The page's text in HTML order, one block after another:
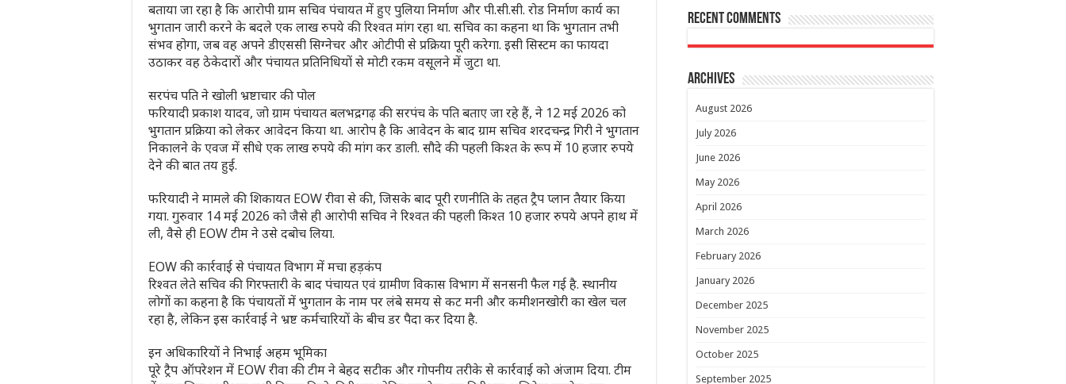
बताया जा रहा है कि आरोपी ग्राम सचिव पंचायत में हुए पुलिया निर्माण और पी.सी.सी. रोड निर्माण कार्य का
भुगतान जारी करने के बदले एक लाख रुपये की रिश्वत मांग रहा था. सचिव का कहना था कि भुगतान तभी
संभव होगा, जब वह अपने डीएससी सिग्नेचर और ओटीपी से प्रक्रिया पूरी करेगा. इसी सिस्टम का फायदा
उठाकर वह ठेकेदारों और पंचायत प्रतिनिधियों से मोटी रकम वसूलने में जुटा था.
सरपंच पति ने खोली भ्रष्टाचार की पोल
फरियादी प्रकाश यादव, जो ग्राम पंचायत बलभद्रगढ़ की सरपंच के पति बताए जा रहे हैं, ने 12 मई 2026 को
भुगतान प्रक्रिया को लेकर आवेदन किया था. आरोप है कि आवेदन के बाद ग्राम सचिव शरदचन्द्र गिरी ने भुगतान
निकालने के एवज में सीधे एक लाख रुपये की मांग कर डाली. सौदे की पहली किश्त के रूप में 10 हजार रुपये
देने की बात तय हुई.
फरियादी ने मामले की शिकायत EOW रीवा से की, जिसके बाद पूरी रणनीति के तहत ट्रैप प्लान तैयार किया
गया. गुरुवार 14 मई 2026 को जैसे ही आरोपी सचिव ने रिश्वत की पहली किश्त 10 हजार रुपये अपने हाथ में
ली, वैसे ही EOW टीम ने उसे दबोच लिया.
EOW की कार्रवाई से पंचायत विभाग में मचा हड़कंप
रिश्वत लेते सचिव की गिरफ्तारी के बाद पंचायत एवं ग्रामीण विकास विभाग में सनसनी फैल गई है. स्थानीय
लोगों का कहना है कि पंचायतों में भुगतान के नाम पर लंबे समय से कट मनी और कमीशनखोरी का खेल चल
रहा है, लेकिन इस कार्रवाई ने भ्रष्ट कर्मचारियों के बीच डर पैदा कर दिया है.
इन अधिकारियों ने निभाई अहम भूमिका
पूरे ट्रैप ऑपरेशन में EOW रीवा की टीम ने बेहद सटीक और गोपनीय तरीके से कार्रवाई को अंजाम दिया. टीम
Recent Comments
Archives
August 2026
July 2026
June 2026
May 2026
April 2026
March 2026
February 2026
January 2026
December 2025
November 2025
October 2025
September 2025